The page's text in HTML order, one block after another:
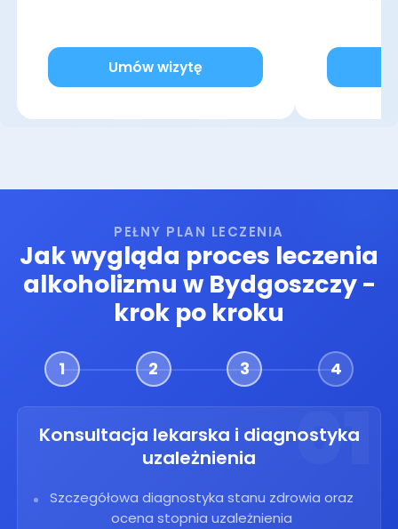
Umów wizytę
PEŁNY PLAN LECZENIA
Jak wygląda proces leczenia
alkoholizmu w Bydgoszczy -
krok po kroku
1 2 3 4
01
Konsultacja lekarska i diagnostyka
uzależnienia
Szczegółowa diagnostyka stanu zdrowia oraz
ocena stopnia uzależnienia